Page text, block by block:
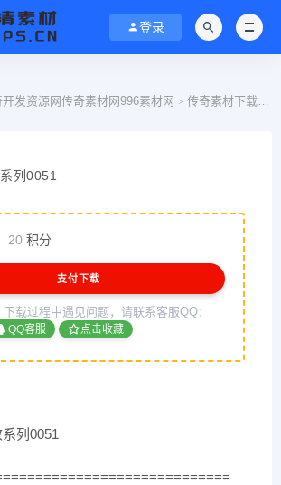
登录
发资源网传奇素材网996素材网 > 传奇素材下载
列0051
20 积分
支付下载
下载过程中遇见问题，请联系客服QQ：
QQ客服 点击收藏
列0051